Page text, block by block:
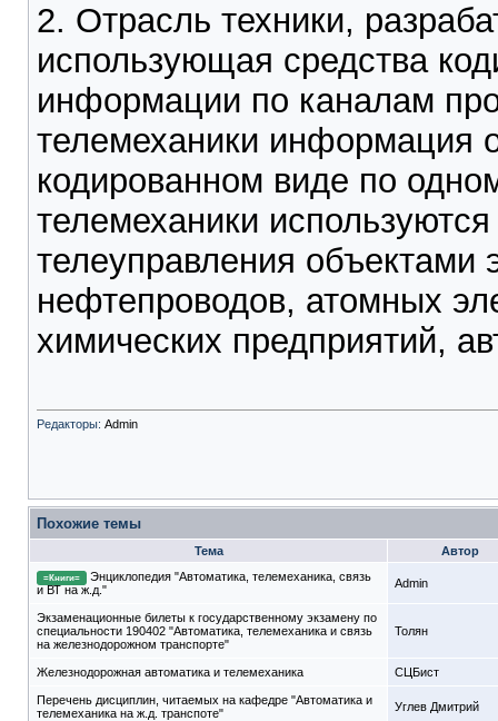
2. Отрасль техники,
использующая средства
информации по каналам
телемеханики информация
кодированном виде по
телемеханики
телеуправления объектами
нефтепроводов, атомных
химических предприятий,
Редакторы: Admin
Похожие темы
Тема Автор
=Книги=
Энциклопедия "Автоматика, телемеханика, связь
и ВТ на ж.д."
Admin
Экзаменационные билеты к государственному экзамену по
специальности 190402 "Автоматика, телемеханика и связь
на железнодорожном транспорте"
Толян
Железнодорожная автоматика и телемеханика СЦБист
Перечень дисциплин, читаемых на кафедре "Автоматика и
телемеханика на ж.д. транспоте"
Углев Дмитрий